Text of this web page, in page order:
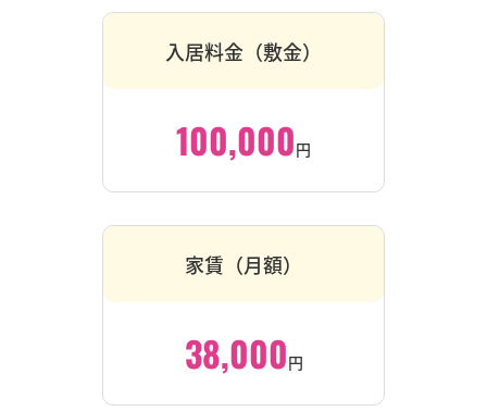
入居料金（敷金）
100,000円
家賃（月額）
38,000円